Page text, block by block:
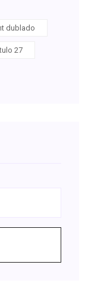
dublado
27